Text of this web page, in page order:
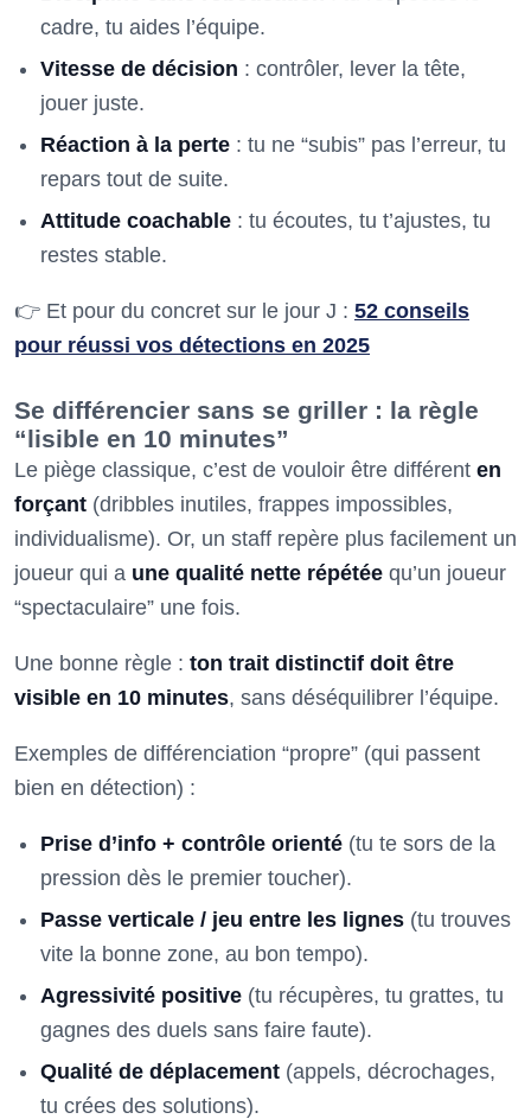
cadre, tu aides l’équipe.
Vitesse de décision : contrôler, lever la tête,
jouer juste.
Réaction à la perte : tu ne “subis” pas l’erreur, tu
repars tout de suite.
Attitude coachable : tu écoutes, tu t’ajustes, tu
restes stable.
👉 Et pour du concret sur le jour J : 52 conseils
pour réussi vos détections en 2025
Se différencier sans se griller : la règle
“lisible en 10 minutes”
Le piège classique, c’est de vouloir être différent en
forçant (dribbles inutiles, frappes impossibles,
individualisme). Or, un staff repère plus facilement un
joueur qui a une qualité nette répétée qu’un joueur
“spectaculaire” une fois.
Une bonne règle : ton trait distinctif doit être
visible en 10 minutes, sans déséquilibrer l’équipe.
Exemples de différenciation “propre” (qui passent
bien en détection) :
Prise d’info + contrôle orienté (tu te sors de la
pression dès le premier toucher).
Passe verticale / jeu entre les lignes (tu trouves
vite la bonne zone, au bon tempo).
Agressivité positive (tu récupères, tu grattes, tu
gagnes des duels sans faire faute).
Qualité de déplacement (appels, décrochages,
tu crées des solutions).